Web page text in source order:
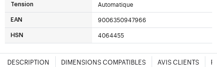
Tension Automatique
EAN 9006350947966
HSN 4064455
DESCRIPTION DIMENSIONS COMPATIBLES AVIS CLIENTS